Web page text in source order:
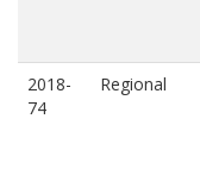
2018-
74
Regional